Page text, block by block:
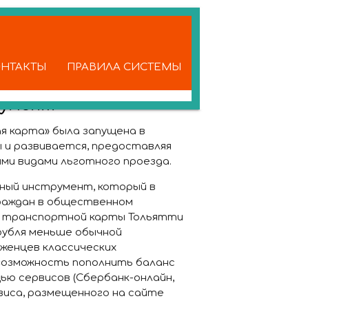
ПРАВИЛА СИСТЕМЫ
карта» была запущена в
развивается, предоставляя
видами льготного проезда.
инструмент, который в
в общественном
транспортной карты Тольятти
меньше обычной
классических
пополнить баланс
сервисов (Сбербанк-онлайн,
размещенного на сайте